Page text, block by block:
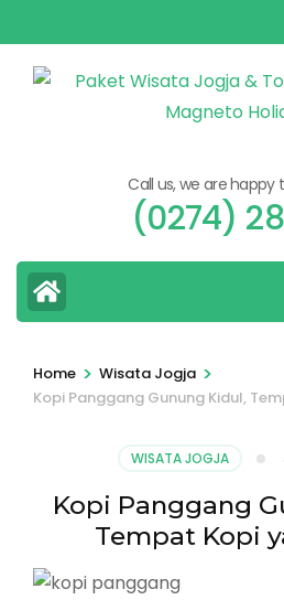
to
content
Call us, we are happy
(0274)
Home > Wisata Jogja >
Kopi Panggang Gunung Kidul,
WISATA JOGJA
Kopi Panggang
Tempat Kopi